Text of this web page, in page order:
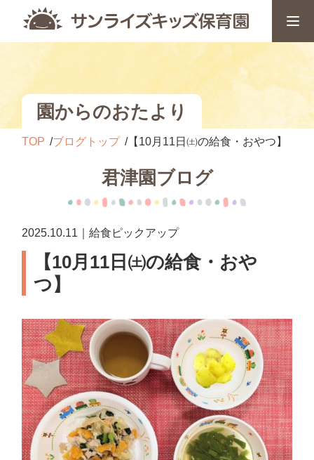
園からのおたより
TOP ブログトップ 【10月11日㈯の給食・おやつ】
君津園ブログ
2025.10.11｜給食ピックアップ
【10月11日㈯の給食・おや
つ】